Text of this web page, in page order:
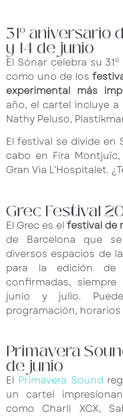
31º aniversario
y 14 de junio
El Sónar celebra su
como uno de los
experimental más
año, el cartel incluye
Nathy Peluso,
El festival se divide en
cabo en Fira
Gran Via L’Hospitalet.
Grec Festival
El Grec es el festival de
de Barcelona que
diversos espacios de
para la edición de
confirmadas,
junio y julio.
programación,
Primavera
de junio
El Primavera Sound
un cartel
como Charli XCX,